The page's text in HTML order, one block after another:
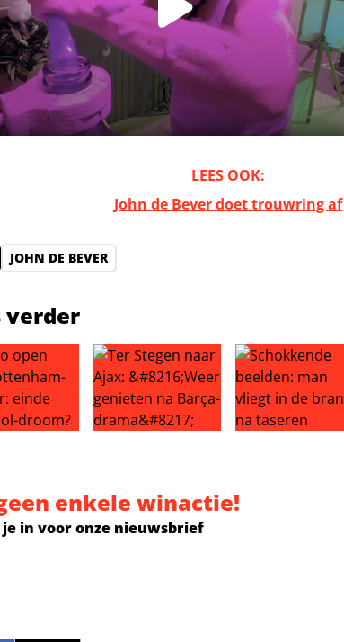
LEES OOK:
John de Bever doet trouwring af
JOHN DE BEVER
verder
enkele winactie!
in voor onze nieuwsbrief